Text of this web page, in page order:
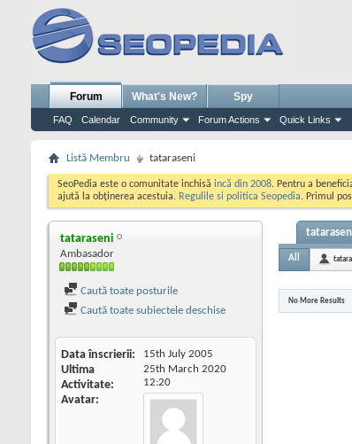
Forum
FAQ Calendar Community Forum Actions Quick Links
What's New? Spy
Listă Membru tataraseni
SeoPedia este o comunitate inchisă incă din 2008. Pentru a
ajută la obținerea acestuia. Regulile si politica Seopedia. Primul
tataraseni
Ambasador
Caută toate posturile
Caută toate subiectele deschise
Data înscrierii 15th July 2005
Ultima
Activitate
25th March 2020
12:20
Avatar
All
No More Results